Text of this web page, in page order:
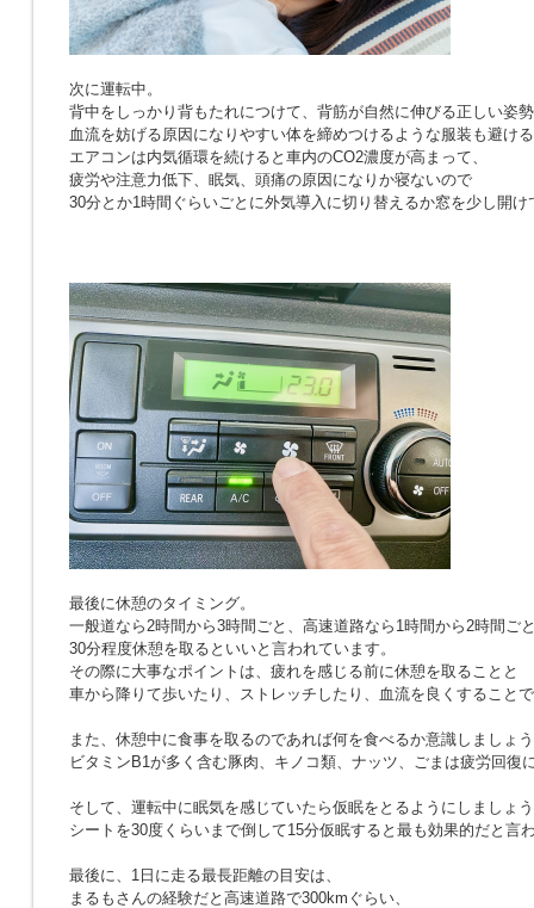
次に運転中。
背中をしっかり背もたれにつけて、背筋が自然に伸びる正しい姿
血流を妨げる原因になりやすい体を締めつけるような服装も避け
エアコンは内気循環を続けると車内のCO2濃度が高まって、
疲労や注意力低下、眠気、頭痛の原因になりか寝ないので
30分とか1時間ぐらいごとに外気導入に切り替えるか窓を少し開け
最後に休憩のタイミング。
一般道なら2時間から3時間ごと、高速道路なら1時間から2時間ご
30分程度休憩を取るといいと言われています。
その際に大事なポイントは、疲れを感じる前に休憩を取ることと
車から降りて歩いたり、ストレッチしたり、血流を良くすること
また、休憩中に食事を取るのであれば何を食べるか意識しましょ
ビタミンB1が多く含む豚肉、キノコ類、ナッツ、ごまは疲労回復
そして、運転中に眠気を感じていたら仮眠をとるようにしましょ
シートを30度くらいまで倒して15分仮眠すると最も効果的だと言
最後に、1日に走る最長距離の目安は、
まるもさんの経験だと高速道路で300kmぐらい、